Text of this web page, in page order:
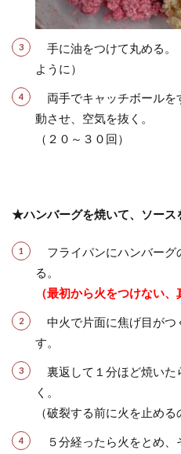
手に油をつけて丸める。
ように）
両手でキャッチボールを
動させ、空気を抜く。
（２０～３０回）
★ハンバーグを焼いて、ソース
フライパンにハンバーグ
る。
（最初から火をつけない
中火で片面に焦げ目がつ
す。
裏返して１分ほど焼いた
く。
（破裂する前に火を止める
５分経ったら火をとめ、